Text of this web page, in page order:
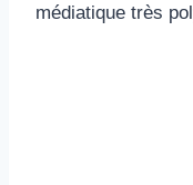
médiatique très